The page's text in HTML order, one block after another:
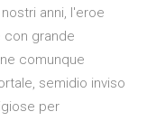
anni, l'eroe
con grande
comunque
semidio inviso
per